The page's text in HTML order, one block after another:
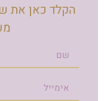
הקלד כאן את